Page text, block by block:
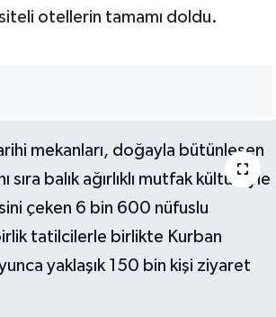
otellerin tamamı doldu.